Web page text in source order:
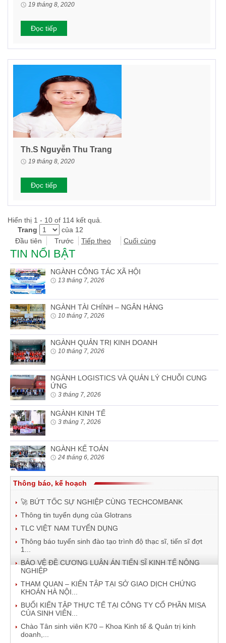
19 tháng 8, 2020
Đọc tiếp
Th.S Nguyễn Thu Trang
19 tháng 8, 2020
Đọc tiếp
Hiển thị 1 - 10 of 114 kết quả.
Trang
của 12
Đầu tiên
Trước Tiếp theo Cuối cùng
TIN NỔI BẬT
NGÀNH CÔNG TÁC XÃ HỘI
13 tháng 7, 2026
NGÀNH TÀI CHÍNH – NGÂN HÀNG
10 tháng 7, 2026
NGÀNH QUẢN TRỊ KINH DOANH
10 tháng 7, 2026
NGÀNH LOGISTICS VÀ QUẢN LÝ CHUỖI CUNG
ỨNG
3 tháng 7, 2026
NGÀNH KINH TẾ
3 tháng 7, 2026
NGÀNH KẾ TOÁN
24 tháng 6, 2026
Thông báo, kế hoạch
🚀 BỨT TỐC SỰ NGHIỆP CÙNG TECHCOMBANK
Thông tin tuyển dụng của Glotrans
TLC VIỆT NAM TUYỂN DỤNG
Thông báo tuyển sinh đào tạo trình độ thạc sĩ, tiến sĩ đợt
1...
BẢO VỆ ĐỀ CƯƠNG LUẬN ÁN TIẾN SĨ KINH TẾ NÔNG
NGHIỆP
THAM QUAN – KIẾN TẬP TẠI SỞ GIAO DỊCH CHỨNG
KHOÁN HÀ NỘI...
BUỔI KIẾN TẬP THỰC TẾ TẠI CÔNG TY CỔ PHẦN MISA
CỦA SINH VIÊN...
Chào Tân sinh viên K70 – Khoa Kinh tế & Quản trị kinh
doanh,...